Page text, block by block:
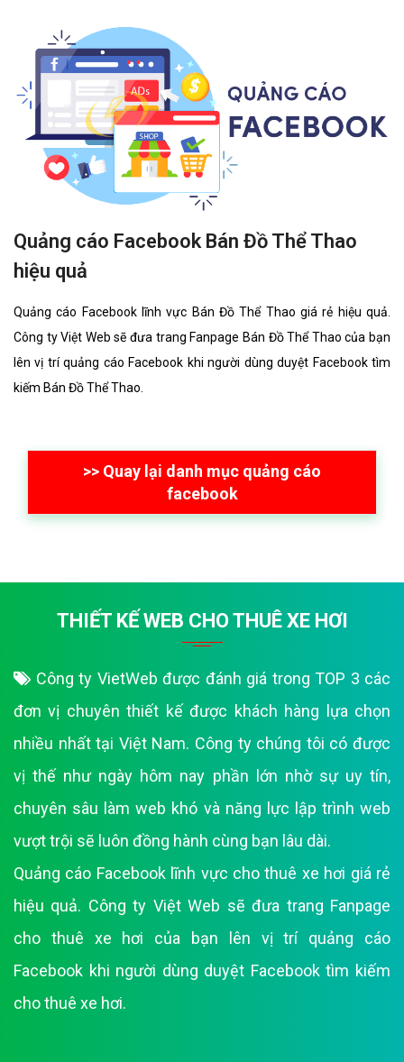
Quảng cáo Facebook Bán Đồ Thể Thao
hiệu quả
Quảng cáo Facebook lĩnh vực Bán Đồ Thể Thao giá rẻ hiệu quả.
Công ty Việt Web sẽ đưa trang Fanpage Bán Đồ Thể Thao của bạn
lên vị trí quảng cáo Facebook khi người dùng duyệt Facebook tìm
kiếm Bán Đồ Thể Thao.
>> Quay lại danh mục quảng cáo
facebook
THIẾT KẾ WEB CHO THUÊ XE HƠI
Công ty VietWeb được đánh giá trong TOP 3 các
đơn vị chuyên thiết kế được khách hàng lựa chọn
nhiều nhất tại Việt Nam. Công ty chúng tôi có được
vị thế như ngày hôm nay phần lớn nhờ sự uy tín,
chuyên sâu làm web khó và năng lực lập trình web
vượt trội sẽ luôn đồng hành cùng bạn lâu dài.
Quảng cáo Facebook lĩnh vực cho thuê xe hơi giá rẻ
hiệu quả. Công ty Việt Web sẽ đưa trang Fanpage
cho thuê xe hơi của bạn lên vị trí quảng cáo
Facebook khi người dùng duyệt Facebook tìm kiếm
cho thuê xe hơi.